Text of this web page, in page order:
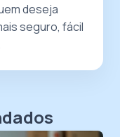
deseja
seguro, fácil